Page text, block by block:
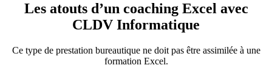
Les atouts d’un coaching Excel avec
CLDV Informatique
Ce type de prestation bureautique ne doit pas être assimilée à une
formation Excel.